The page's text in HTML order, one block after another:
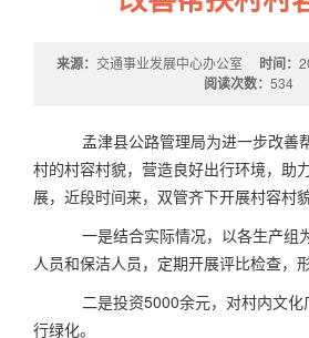
来源： 交通事业发展中心办公室 时间：
阅读次数： 534
孟津县公路管理局为进一步改
村的村容村貌，营造良好出行环境，助
展，近段时间来，双管齐下开展村容村
一是结合实际情况，以各生产组
人员和保洁人员，定期开展评比检查，
二是投资5000余元，对村内文
行绿化。